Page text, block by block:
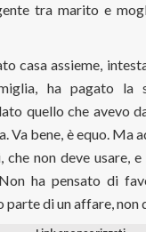
tra marito e
casa assieme,
ha pagato la
quello che avevo
Va bene, è equo. Ma
non deve usare, e
ha pensato di
di un affare, non